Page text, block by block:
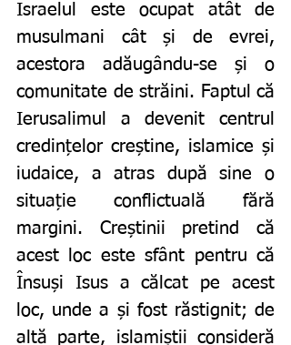
Israelul este ocupat atât de
musulmani cât și de evrei,
acestora adăugându-se și o
comunitate de străini. Faptul că
Ierusalimul a devenit centrul
credințelor creștine, islamice și
iudaice, a atras după sine o
situație conflictuală fără
margini. Creștinii pretind că
acest loc este sfânt pentru că
Însuși Isus a călcat pe acest
loc, unde a și fost răstignit; de
altă parte, islamiștii consideră